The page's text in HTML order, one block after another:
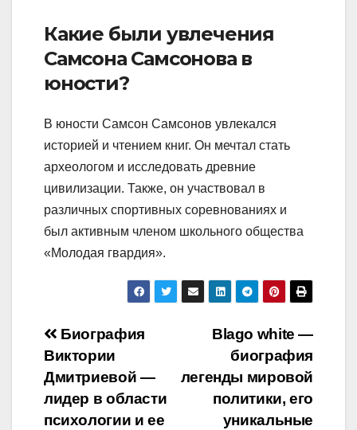
Какие были увлечения
Самсона Самсонова в
юности?
В юности Самсон Самсонов увлекался
историей и чтением книг. Он мечтал стать
археологом и исследовать древние
цивилизации. Также, он участвовал в
различных спортивных соревнованиях и
был активным членом школьного общества
«Молодая гвардия».
Навигация
по
записям
Blago white —
биография
легенды мировой
политики, его
уникальные
Биография
Виктории
Дмитриевой —
лидер в области
психологии и ее